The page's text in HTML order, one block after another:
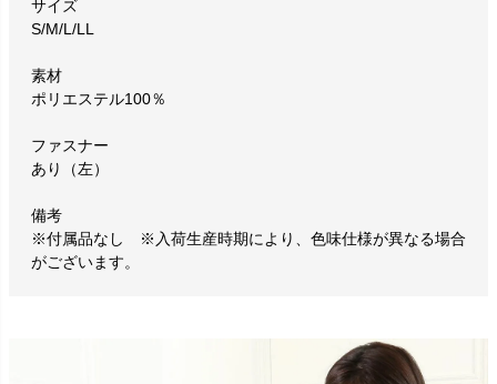
サイズ
S/M/L/LL
素材
ポリエステル100％
ファスナー
あり（左）
備考
※付属品なし ※入荷生産時期により、色味仕様が異なる場合
がございます。